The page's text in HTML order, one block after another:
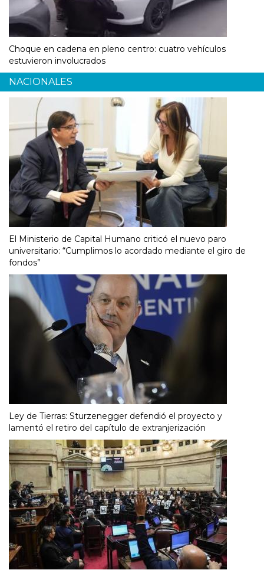
Choque en cadena en pleno centro: cuatro vehículos
estuvieron involucrados
NACIONALES
El Ministerio de Capital Humano criticó el nuevo paro
universitario: “Cumplimos lo acordado mediante el giro de
fondos”
Ley de Tierras: Sturzenegger defendió el proyecto y
lamentó el retiro del capítulo de extranjerización